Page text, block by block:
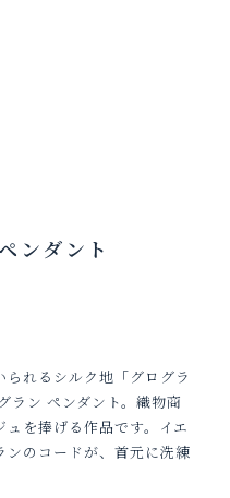
ンダント
れるシルク地「グログラ
ラン ペンダント。織物商
を捧げる作品です。イエ
ンのコードが、首元に洗練